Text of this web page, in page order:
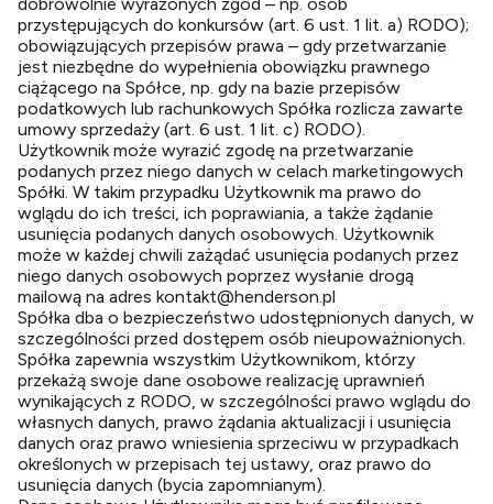
przystępujących do konkursów (art. 6 ust. 1 lit. a) RODO);
obowiązujących przepisów prawa – gdy przetwarzanie
jest niezbędne do wypełnienia obowiązku prawnego
ciążącego na Spółce, np. gdy na bazie przepisów
podatkowych lub rachunkowych Spółka rozlicza zawarte
umowy sprzedaży (art. 6 ust. 1 lit. c) RODO).
Użytkownik może wyrazić zgodę na przetwarzanie
podanych przez niego danych w celach marketingowych
Spółki. W takim przypadku Użytkownik ma prawo do
wglądu do ich treści, ich poprawiania, a także żądanie
usunięcia podanych danych osobowych. Użytkownik
może w każdej chwili zażądać usunięcia podanych przez
niego danych osobowych poprzez wysłanie drogą
mailową na adres kontakt@henderson.pl
Spółka dba o bezpieczeństwo udostępnionych danych, w
szczególności przed dostępem osób nieupoważnionych.
Spółka zapewnia wszystkim Użytkownikom, którzy
przekażą swoje dane osobowe realizację uprawnień
wynikających z RODO, w szczególności prawo wglądu do
własnych danych, prawo żądania aktualizacji i usunięcia
danych oraz prawo wniesienia sprzeciwu w przypadkach
określonych w przepisach tej ustawy, oraz prawo do
usunięcia danych (bycia zapomnianym).